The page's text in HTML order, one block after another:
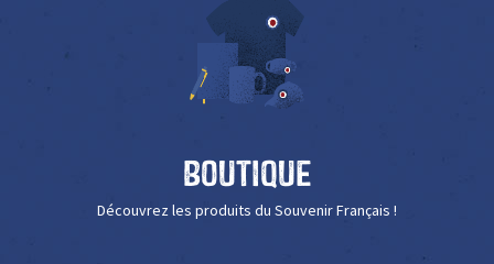
Boutique
Découvrez les produits du Souvenir Français !